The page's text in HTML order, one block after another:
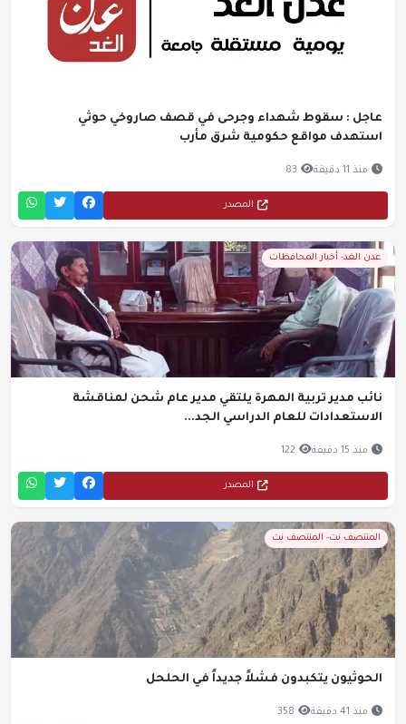
عاجل : سقوط شهداء وجرحى في قصف صاروخي حوثي
استهدف مواقع حكومية شرق مأرب
منذ 11 دقيقة 83
المصدر
عدن الغد- أخبار المحافظات
نائب مدير تربية المهرة يلتقي مدير عام شحن لمناقشة
الاستعدادات للعام الدراسي الجد...
منذ 15 دقيقة 122
المصدر
المنتصف نت- المنتصف نت
الحوثيون يتكبدون فشلاً جديداً في الحلحل
منذ 41 دقيقة 358